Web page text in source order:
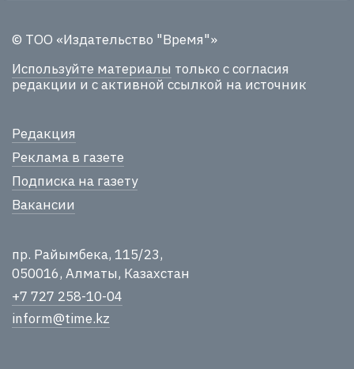
© ТОО «Издательство "Время"»
Используйте материалы только с согласия
редакции и с активной ссылкой на источник
Редакция
Реклама в газете
Подписка на газету
Вакансии
пр. Райымбека, 115/23,
050016, Алматы, Казахстан
+7 727 258-10-04
inform@time.kz